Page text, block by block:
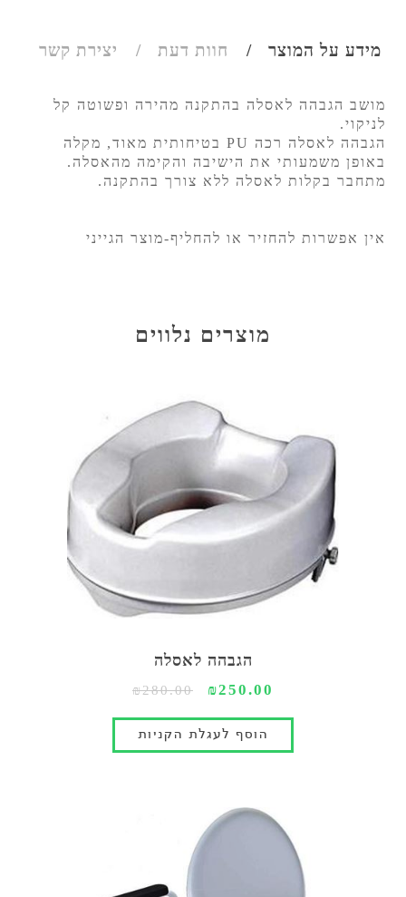
מידע על המוצר חוות דעת יצירת קשר
מושב הגבהה לאסלה בהתקנה מהירה ופשוטה קל
לניקוי.
הגבהה לאסלה רכה PU בטיחותית מאוד, מקלה
באופן משמעותי את הישיבה והקימה מהאסלה.
מתחבר בקלות לאסלה ללא צורך בהתקנה.
אין אפשרות להחזיר או להחליף-מוצר הגייני
מוצרים נלווים
הגבהה לאסלה
₪250.00
₪280.00